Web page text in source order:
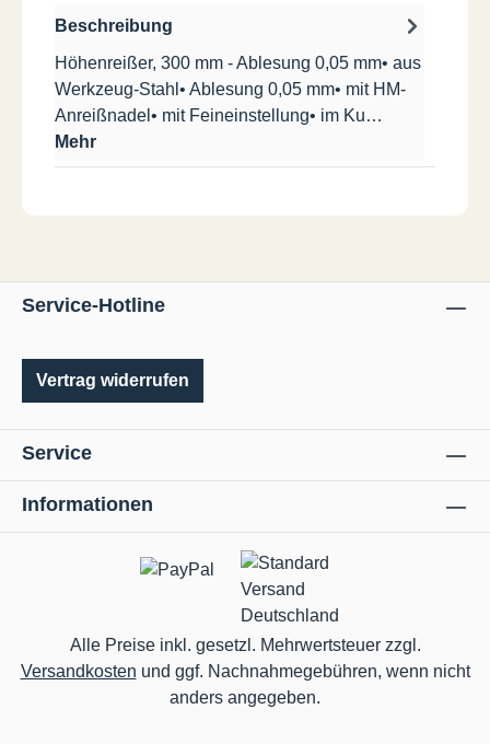
Beschreibung
Höhenreißer, 300 mm - Ablesung 0,05 mm• aus
Werkzeug-Stahl• Ablesung 0,05 mm• mit HM-
Anreißnadel• mit Feineinstellung• im Ku…
Mehr
Service-Hotline
Vertrag widerrufen
Service
Informationen
Alle Preise inkl. gesetzl. Mehrwertsteuer zzgl.
Versandkosten und ggf. Nachnahmegebühren, wenn nicht
anders angegeben.